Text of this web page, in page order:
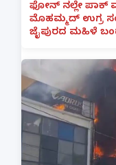
ಫೋನ್ ನಲ್ಲೇ ಪಾಕ್
ಮೊಹಮ್ಮದ್ ಉಗ್ರ
ಜೈಪುರದ ಮಹಿಳೆ